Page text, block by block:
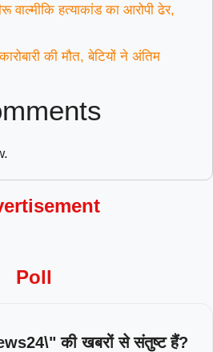
हत्याकांड का आरोपी ढेर,
की मौत, बेटियों ने अंतिम
Poll
की खबरों से संतुष्ट हैं?